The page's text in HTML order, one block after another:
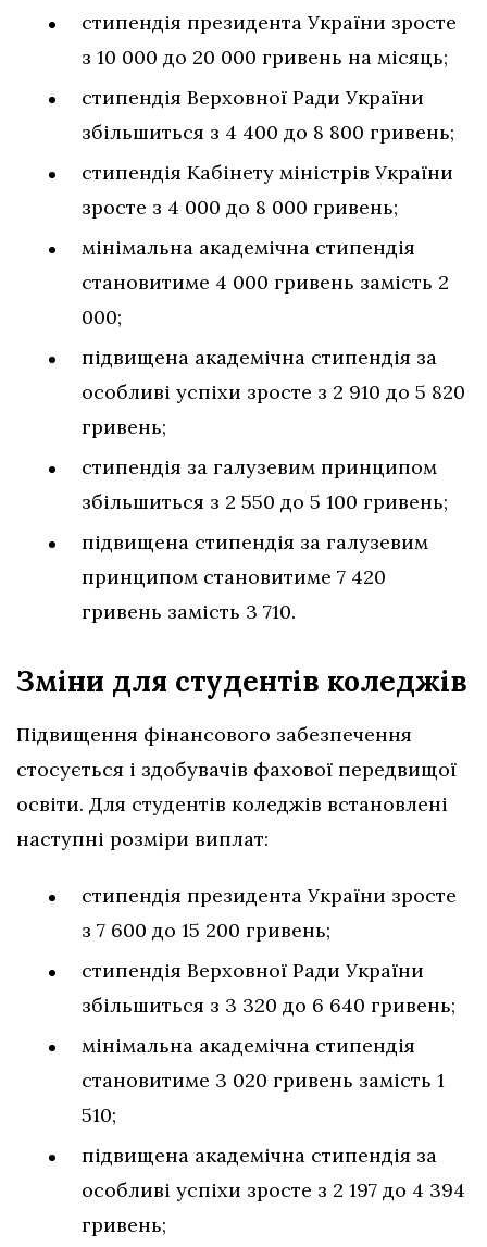
стипендія президента України зросте
з 10 000 до 20 000 гривень на місяць;
стипендія Верховної Ради України
збільшиться з 4 400 до 8 800 гривень;
стипендія Кабінету міністрів України
зросте з 4 000 до 8 000 гривень;
мінімальна академічна стипендія
становитиме 4 000 гривень замість 2
000;
підвищена академічна стипендія за
особливі успіхи зросте з 2 910 до 5 820
гривень;
стипендія за галузевим принципом
збільшиться з 2 550 до 5 100 гривень;
підвищена стипендія за галузевим
принципом становитиме 7 420
гривень замість 3 710.
Зміни для студентів коледжів
Підвищення фінансового забезпечення
стосується і здобувачів фахової передвищої
освіти. Для студентів коледжів встановлені
наступні розміри виплат:
стипендія президента України зросте
з 7 600 до 15 200 гривень;
стипендія Верховної Ради України
збільшиться з 3 320 до 6 640 гривень;
мінімальна академічна стипендія
становитиме 3 020 гривень замість 1
510;
підвищена академічна стипендія за
особливі успіхи зросте з 2 197 до 4 394
гривень;